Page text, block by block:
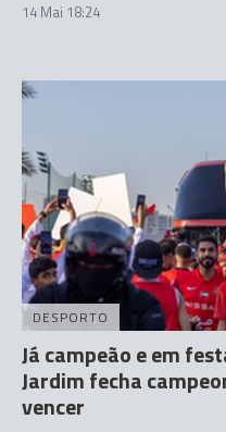
14 Mai 18:24
DESPORTO
Já campeão e em
Jardim fecha
vencer